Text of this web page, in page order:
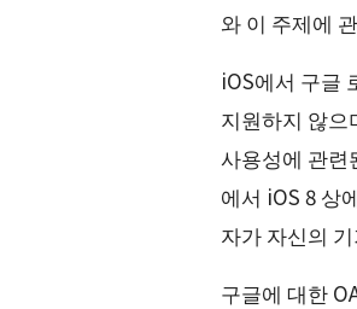
와 이 주제에
iOS에서 구글
지원하지 않으
사용성에 관련
에서 iOS 8 상
자가 자신의
구글에 대한